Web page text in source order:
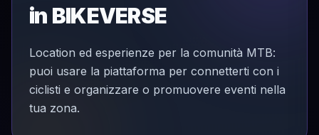
in BIKEVERSE
Location ed esperienze per la comunità MTB:
puoi usare la piattaforma per connetterti con i
ciclisti e organizzare o promuovere eventi nella
tua zona.